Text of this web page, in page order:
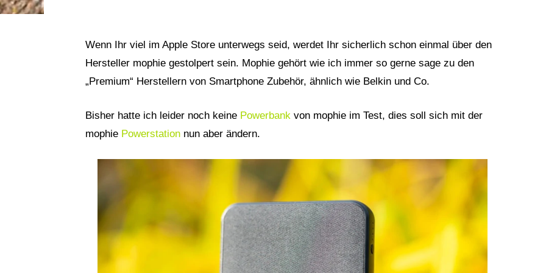
Wenn Ihr viel im Apple Store unterwegs seid, werdet Ihr sicherlich schon einmal über den
Hersteller mophie gestolpert sein. Mophie gehört wie ich immer so gerne sage zu den
„Premium“ Herstellern von Smartphone Zubehör, ähnlich wie Belkin und Co.
Bisher hatte ich leider noch keine Powerbank von mophie im Test, dies soll sich mit der
mophie Powerstation nun aber ändern.